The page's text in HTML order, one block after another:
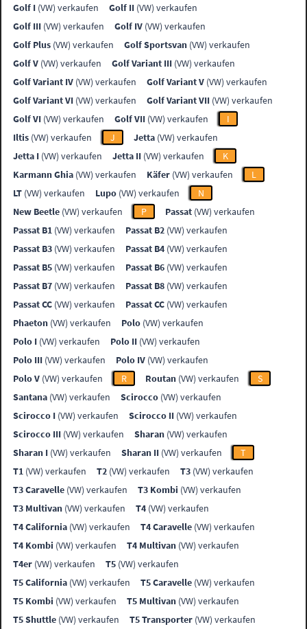
Golf I (VW) verkaufen Golf II (VW) verkaufen
Golf III (VW) verkaufen Golf IV (VW) verkaufen
Golf Plus (VW) verkaufen Golf Sportsvan (VW) verkaufen
Golf V (VW) verkaufen Golf Variant III (VW) verkaufen
Golf Variant IV (VW) verkaufen Golf Variant V (VW) verkaufen
Golf Variant VI (VW) verkaufen Golf Variant VII (VW) verkaufen
Golf VI (VW) verkaufen Golf VII (VW) verkaufen
I
Iltis (VW) verkaufen J Jetta (VW) verkaufen
Jetta I (VW) verkaufen Jetta II (VW) verkaufen
K
Karmann Ghia (VW) verkaufen Käfer (VW) verkaufen
L
LT (VW) verkaufen Lupo (VW) verkaufen
N
New Beetle (VW) verkaufen P Passat (VW) verkaufen
Passat B1 (VW) verkaufen Passat B2 (VW) verkaufen
Passat B3 (VW) verkaufen Passat B4 (VW) verkaufen
Passat B5 (VW) verkaufen Passat B6 (VW) verkaufen
Passat B7 (VW) verkaufen Passat B8 (VW) verkaufen
Passat CC (VW) verkaufen Passat CC (VW) verkaufen
Phaeton (VW) verkaufen Polo (VW) verkaufen
Polo I (VW) verkaufen Polo II (VW) verkaufen
Polo III (VW) verkaufen Polo IV (VW) verkaufen
Polo V (VW) verkaufen R Routan (VW) verkaufen
S
Santana (VW) verkaufen Scirocco (VW) verkaufen
Scirocco I (VW) verkaufen Scirocco II (VW) verkaufen
Scirocco III (VW) verkaufen Sharan (VW) verkaufen
Sharan I (VW) verkaufen Sharan II (VW) verkaufen
T
T1 (VW) verkaufen T2 (VW) verkaufen T3 (VW) verkaufen
T3 Caravelle (VW) verkaufen T3 Kombi (VW) verkaufen
T3 Multivan (VW) verkaufen T4 (VW) verkaufen
T4 California (VW) verkaufen T4 Caravelle (VW) verkaufen
T4 Kombi (VW) verkaufen T4 Multivan (VW) verkaufen
T4er (VW) verkaufen T5 (VW) verkaufen
T5 California (VW) verkaufen T5 Caravelle (VW) verkaufen
T5 Kombi (VW) verkaufen T5 Multivan (VW) verkaufen
T5 Shuttle (VW) verkaufen T5 Transporter (VW) verkaufen